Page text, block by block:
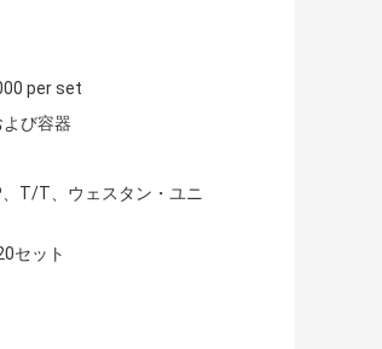
per set
び容器
T/T、ウェスタン・ユニ
セット